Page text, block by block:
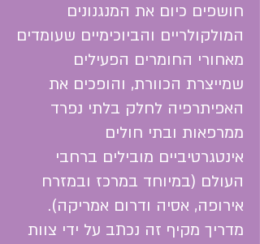
חושפים כיום את המנגנונים
המולקולריים והביוכימיים שעומדים
מאחורי החומרים הפעילים
שמייצרת הכוורת, והופכים את
האפיתרפיה לחלק בלתי נפרד
ממרפאות ובתי חולים
אינטגרטיביים מובילים ברחבי
העולם (במיוחד במרכז ובמזרח
אירופה, אסיה ודרום אמריקה).
מדריך מקיף זה נכתב על ידי צוות